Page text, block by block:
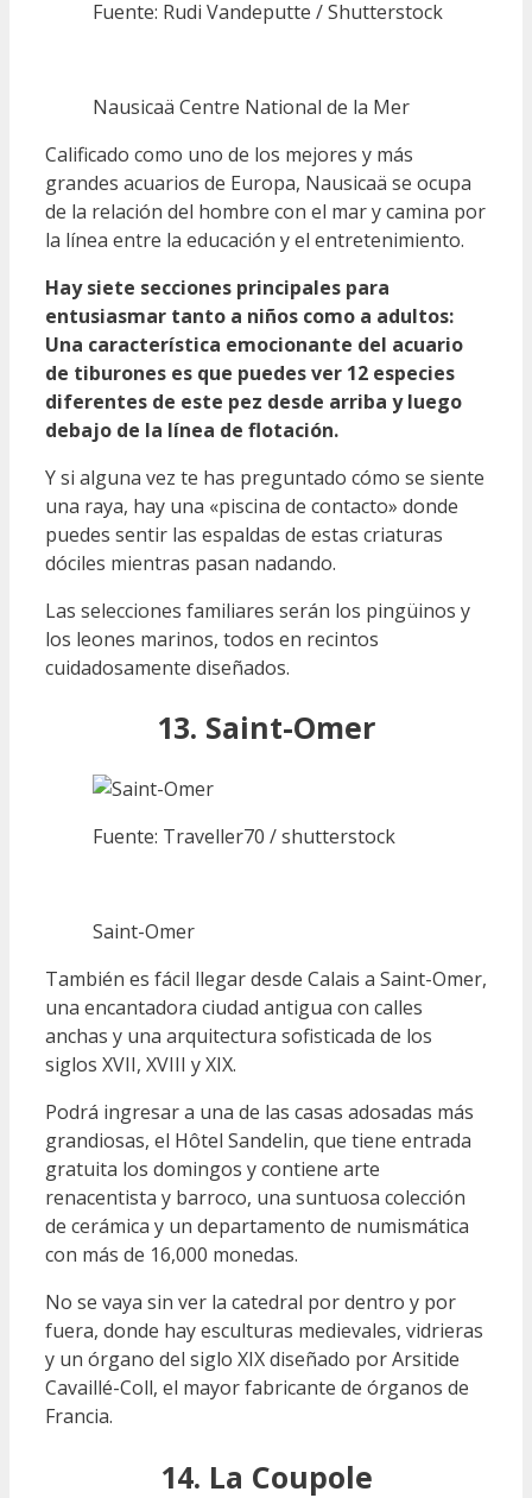
Fuente: Rudi Vandeputte / Shutterstock
Nausicaä Centre National de la Mer
Calificado como uno de los mejores y más
grandes acuarios de Europa, Nausicaä se ocupa
de la relación del hombre con el mar y camina por
la línea entre la educación y el entretenimiento.
Hay siete secciones principales para
entusiasmar tanto a niños como a adultos:
Una característica emocionante del acuario
de tiburones es que puedes ver 12 especies
diferentes de este pez desde arriba y luego
debajo de la línea de flotación.
Y si alguna vez te has preguntado cómo se siente
una raya, hay una «piscina de contacto» donde
puedes sentir las espaldas de estas criaturas
dóciles mientras pasan nadando.
Las selecciones familiares serán los pingüinos y
los leones marinos, todos en recintos
cuidadosamente diseñados.
13. Saint-Omer
Fuente: Traveller70 / shutterstock
Saint-Omer
También es fácil llegar desde Calais a Saint-Omer,
una encantadora ciudad antigua con calles
anchas y una arquitectura sofisticada de los
siglos XVII, XVIII y XIX.
Podrá ingresar a una de las casas adosadas más
grandiosas, el Hôtel Sandelin, que tiene entrada
gratuita los domingos y contiene arte
renacentista y barroco, una suntuosa colección
de cerámica y un departamento de numismática
con más de 16,000 monedas.
No se vaya sin ver la catedral por dentro y por
fuera, donde hay esculturas medievales, vidrieras
y un órgano del siglo XIX diseñado por Arsitide
Cavaillé-Coll, el mayor fabricante de órganos de
Francia.
14. La Coupole